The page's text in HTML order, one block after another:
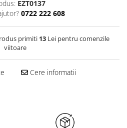
EZT0137
0722 222 608
primiti 13Lei pentru comenzile
viitoare
Cere informatii